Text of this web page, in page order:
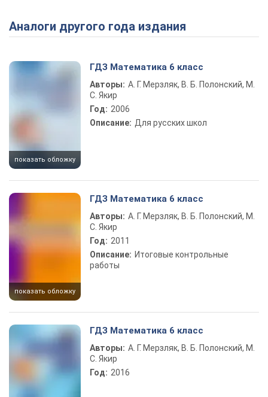
Аналоги другого года издания
показать обложку
ГДЗ Математика 6 класс
Авторы: А. Г. Мерзляк, В. Б. Полонский, М.
С. Якир
Год: 2006
Описание: Для русских школ
показать обложку
ГДЗ Математика 6 класс
Авторы: А. Г. Мерзляк, В. Б. Полонский, М.
С. Якир
Год: 2011
Описание: Итоговые контрольные
работы
ГДЗ Математика 6 класс
Авторы: А. Г. Мерзляк, В. Б. Полонский, М.
С. Якир
Год: 2016